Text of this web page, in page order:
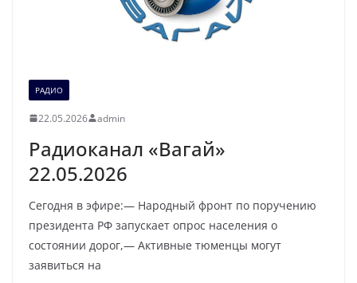
РАДИО
22.05.2026 admin
Радиоканал «Вагай»
22.05.2026
Сегодня в эфире:— Народный фронт по поручению
президента РФ запускает опрос населения о
состоянии дорог,— Активные тюменцы могут
заявиться на